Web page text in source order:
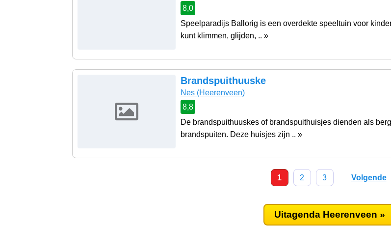
8,0
Speelparadijs Ballorig is een overdekte speeltuin voor
kunt klimmen, glijden, .. »
Brandspuithuuske
Nes (Heerenveen)
8,8
De brandspuithuuskes of brandspuithuisjes dienden als
brandspuiten. Deze huisjes zijn .. »
1 2 3 Volgende
Uitagenda Heerenveen »